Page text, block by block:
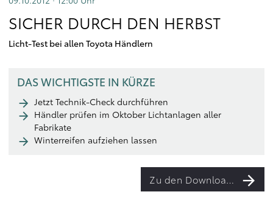
SICHER DURCH DEN HERBST
Licht-Test bei allen Toyota Händlern
DAS WICHTIGSTE IN KÜRZE
Jetzt Technik-Check durchführen
Händler prüfen im Oktober Lichtanlagen aller
Fabrikate
Winterreifen aufziehen lassen
Zu den Downloads